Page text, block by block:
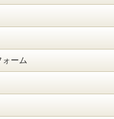
ォーム